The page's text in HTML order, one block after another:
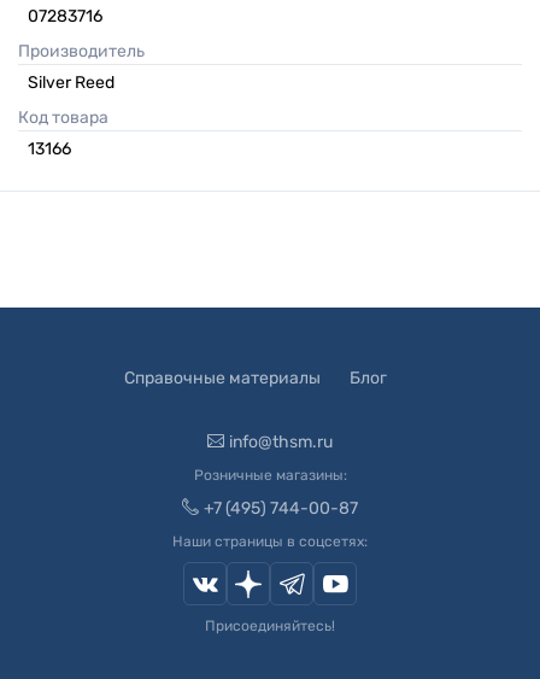
07283716
Производитель
Silver Reed
Код товара
13166
Справочные материалы Блог
info@thsm.ru
Розничные магазины:
+7 (495) 744-00-87
Наши страницы в соцсетях:
Присоединяйтесь!